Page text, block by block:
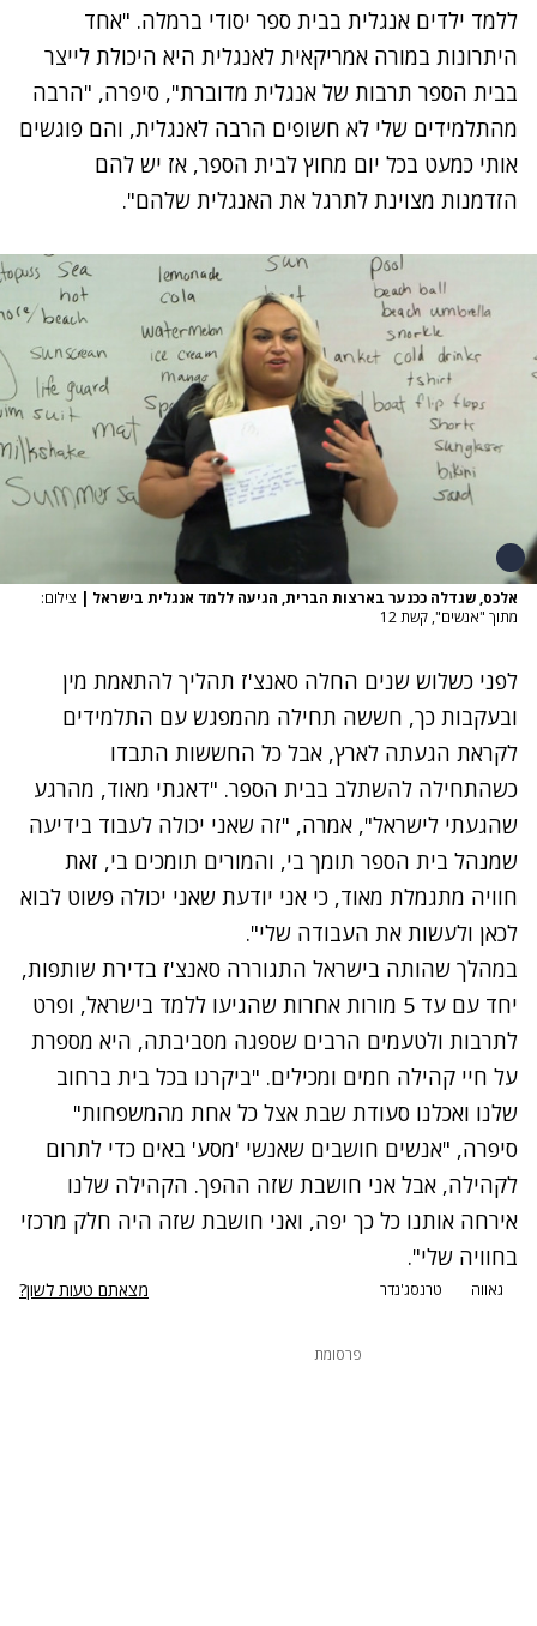
ללמד ילדים אנגלית בבית ספר יסודי ברמלה. "אחד
היתרונות במורה אמריקאית לאנגלית היא היכולת לייצר
בבית הספר תרבות של אנגלית מדוברת", סיפרה, "הרבה
מהתלמידים שלי לא חשופים הרבה לאנגלית, והם פוגשים
אותי כמעט בכל יום מחוץ לבית הספר, אז יש להם
הזדמנות מצוינת לתרגל את האנגלית שלהם".
אלכס, שגדלה ככנער בארצות הברית, הגיעה ללמד אנגלית בישראל | צילום:
מתוך "אנשים", קשת 12
לפני כשלוש שנים החלה סאנצ'ז תהליך להתאמת מין
ובעקבות כך, חששה תחילה מהמפגש עם התלמידים
לקראת הגעתה לארץ, אבל כל החששות התבדו
כשהתחילה להשתלב בבית הספר. "דאגתי מאוד, מהרגע
שהגעתי לישראל", אמרה, "זה שאני יכולה לעבוד בידיעה
שמנהל בית הספר תומך בי, והמורים תומכים בי, זאת
חוויה מתגמלת מאוד, כי אני יודעת שאני יכולה פשוט לבוא
לכאן ולעשות את העבודה שלי".
במהלך שהותה בישראל התגוררה סאנצ'ז בדירת שותפות,
יחד עם עד 5 מורות אחרות שהגיעו ללמד בישראל, ופרט
לתרבות ולטעמים הרבים שספגה מסביבתה, היא מספרת
על חיי קהילה חמים ומכילים. "ביקרנו בכל בית ברחוב
שלנו ואכלנו סעודת שבת אצל כל אחת מהמשפחות"
סיפרה, "אנשים חושבים שאנשי 'מסע' באים כדי לתרום
לקהילה, אבל אני חושבת שזה ההפך. הקהילה שלנו
אירחה אותנו כל כך יפה, ואני חושבת שזה היה חלק מרכזי
בחוויה שלי".
גאווה טרנסג'נדר מצאתם טעות לשון?
פרסומת